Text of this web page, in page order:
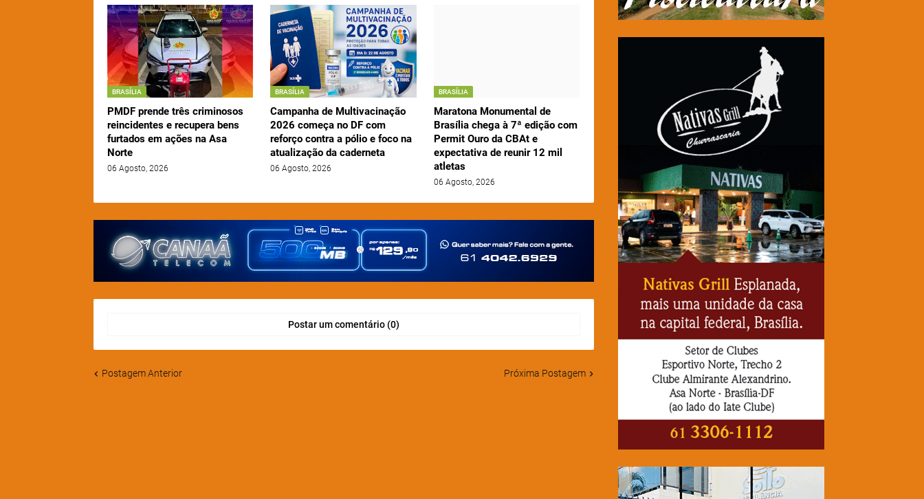
BRASÍLIA
PMDF prende três criminosos
reincidentes e recupera bens
furtados em ações na Asa
Norte
06 Agosto, 2026
BRASÍLIA
Campanha de Multivacinação
2026 começa no DF com
reforço contra a pólio e foco na
atualização da caderneta
06 Agosto, 2026
BRASÍLIA
Maratona Monumental de
Brasília chega à 7ª edição com
Permit Ouro da CBAt e
expectativa de reunir 12 mil
atletas
06 Agosto, 2026
Postar um comentário (0)
Postagem Anterior Próxima Postagem